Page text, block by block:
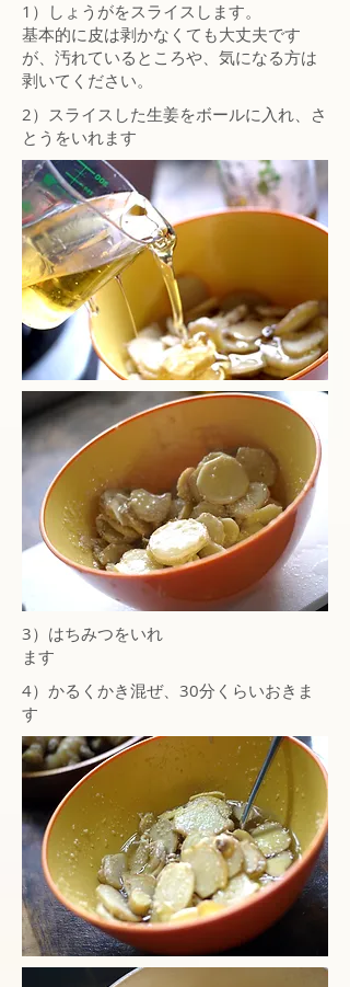
1）しょうがをスライスします。
基本的に皮は剥かなくても大丈夫です
が、汚れているところや、気になる方は
剥いてください。
2）スライスした生姜をボールに入れ、さ
とうをいれます
3）はちみつをいれ
ます
4）かるくかき混ぜ、30分くらいおきま
す